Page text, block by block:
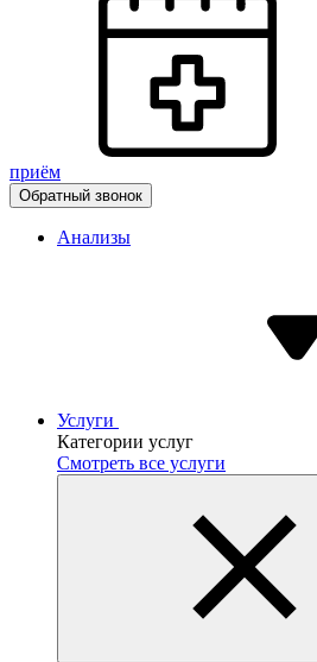
приём
Обратный звонок
Анализы
Услуги
Категории услуг
Смотреть все услуги